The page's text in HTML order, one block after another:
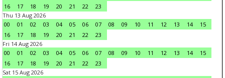
16
17 18 19 20 21 22
23
Thu 13 Aug 2026
00
01 02 03 04 05 06 07 08 09 10 11 12 13 14
15
16
17 18 19 20 21 22
23
Fri 14 Aug 2026
00
01 02 03 04 05 06 07 08 09 10 11 12 13 14
15
16
17 18 19 20 21 22
23
Sat 15 Aug 2026